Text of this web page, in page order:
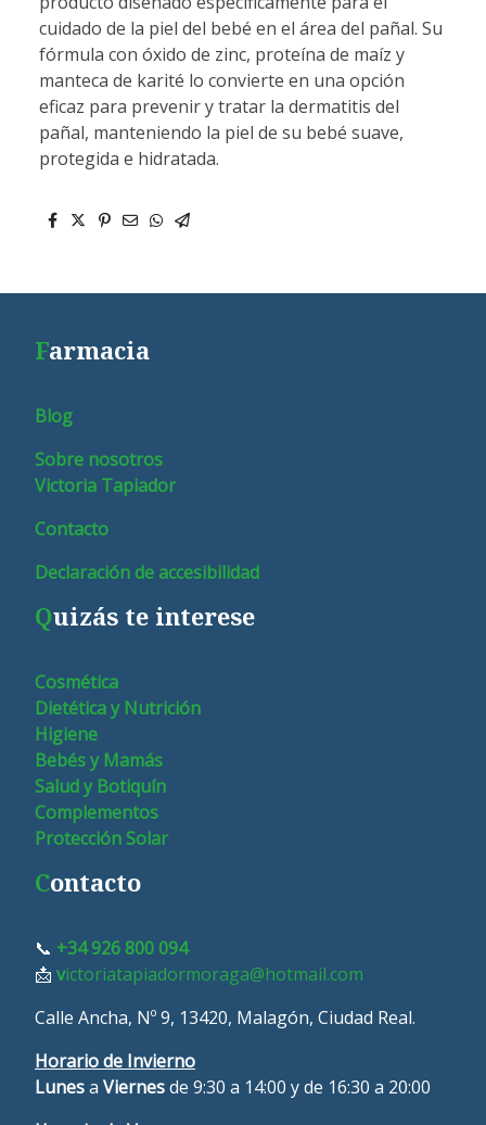
cuidado de la piel del bebé en el área del pañal. Su
fórmula con óxido de zinc, proteína de maíz y
manteca de karité lo convierte en una opción
eficaz para prevenir y tratar la dermatitis del
pañal, manteniendo la piel de su bebé suave,
protegida e hidratada.
Farmacia
Blog
Sobre nosotros
Victoria Tapiador
Contacto
Declaración de accesibilidad
Quizás te interese
Cosmética
Dietética y Nutrición
Higiene
Bebés y Mamás
Salud y Botiquín
Complementos
Protección Solar
Contacto
📞 +34 926 800 094
📩 victoriatapiadormoraga@hotmail.com
Calle Ancha, Nº 9, 13420, Malagón, Ciudad Real.
Horario de Invierno
Lunesa Viernesde 9:30 a 14:00 y de 16:30 a 20:00